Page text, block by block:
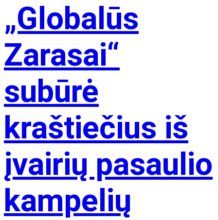
„Globalūs
Zarasai“
subūrė
kraštiečius iš
įvairių pasaulio
kampelių